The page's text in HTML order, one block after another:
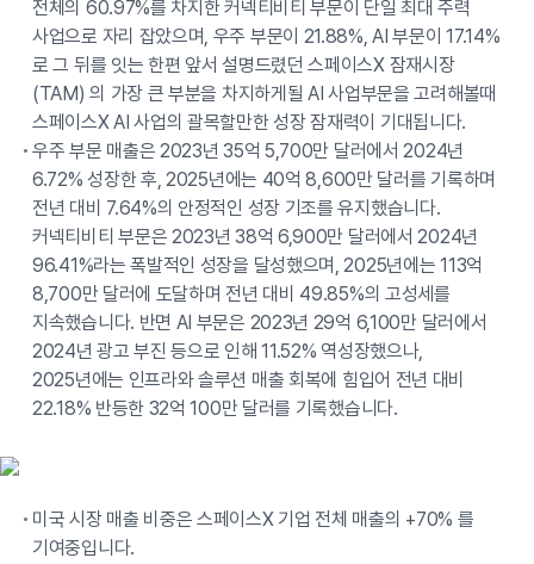
전체의 60.97%를 차지한 커넥티비티 부문이 단일 최대 주력
사업으로 자리 잡았으며, 우주 부문이 21.88%, AI 부문이 17.14%
로 그 뒤를 잇는 한편 앞서 설명드렸던 스페이스X 잠재시장
(TAM) 의 가장 큰 부분을 차지하게될 AI 사업부문을 고려해볼때
스페이스X AI 사업의 괄목할만한 성장 잠재력이 기대됩니다.
우주 부문 매출은 2023년 35억 5,700만 달러에서 2024년
6.72% 성장한 후, 2025년에는 40억 8,600만 달러를 기록하며
전년 대비 7.64%의 안정적인 성장 기조를 유지했습니다.
커넥티비티 부문은 2023년 38억 6,900만 달러에서 2024년
96.41%라는 폭발적인 성장을 달성했으며, 2025년에는 113억
8,700만 달러에 도달하며 전년 대비 49.85%의 고성세를
지속했습니다. 반면 AI 부문은 2023년 29억 6,100만 달러에서
2024년 광고 부진 등으로 인해 11.52% 역성장했으나,
2025년에는 인프라와 솔루션 매출 회복에 힘입어 전년 대비
22.18% 반등한 32억 100만 달러를 기록했습니다.
미국 시장 매출 비중은 스페이스X 기업 전체 매출의 +70% 를
기여중입니다.